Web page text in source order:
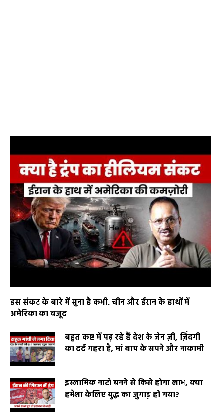
इस संकट के बारे में सुना है कभी, चीन और ईरान के हाथों में
अमेरिका का वजूद
बहुत कष्ट में पढ़ रहे हैं देश के जेन ज़ी, ज़िंदगी
का दर्द गहरा है, मां बाप के सपने और नाकामी
इस्लामिक नाटो बनने से किसे होगा लाभ, क्या
हमेशा केलिए युद्ध का जुगाड़ हो गया?